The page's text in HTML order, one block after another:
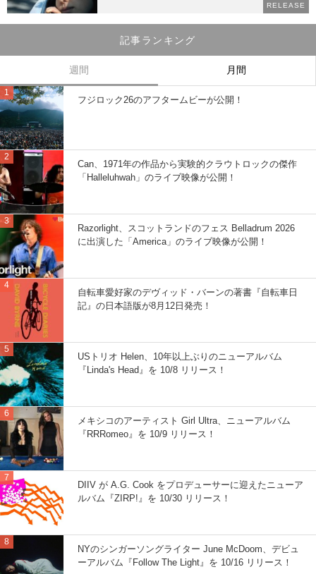
RELEASE
記事ランキング
週間 月間
フジロック26のアフタームビーが公開！
Can、1971年の作品から実験的クラウトロックの傑作
「Halleluhwah」のライブ映像が公開！
Razorlight、スコットランドのフェス Belladrum 2026
に出演した「America」のライブ映像が公開！
自転車愛好家のデヴィッド・バーンの著書『自転車日
記』の日本語版が8月12日発売！
USトリオ Helen、10年以上ぶりのニューアルバム
『Linda's Head』を 10/8 リリース！
メキシコのアーティスト Girl Ultra、ニューアルバム
『RRRomeo』を 10/9 リリース！
DIIV が A.G. Cook をプロデューサーに迎えたニューア
ルバム『ZIRP!』を 10/30 リリース！
NYのシンガーソングライター June McDoom、デビュ
ーアルバム『Follow The Light』を 10/16 リリース！